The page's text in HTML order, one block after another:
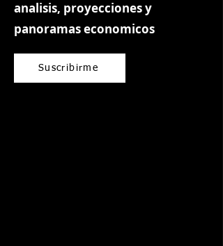
analisis, proyecciones y
panoramas economicos
Suscribirme